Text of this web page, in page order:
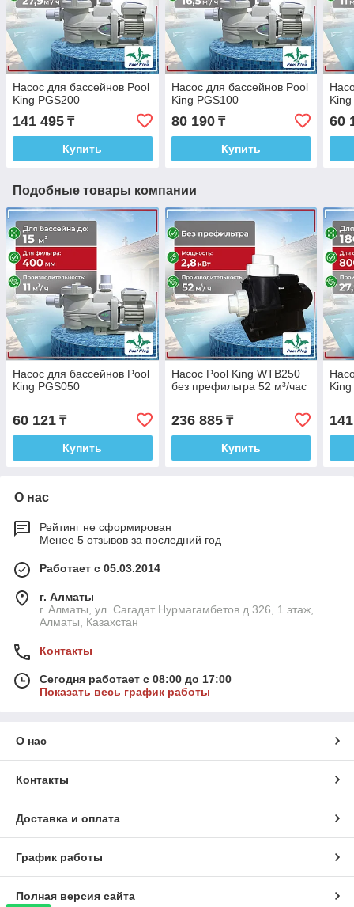
Насос для бассейнов Pool
King PGS200
141 495 ₸
Купить
Насос для бассейнов Pool
King PGS100
80 190₸
Купить
60
Подобные товары компании
Насос для бассейнов Pool
King PGS050
60 121 ₸
Купить
Насос Pool King WTB250
без префильтра 52 м³/час
236 885₸
Купить
О нас
Рейтинг не сформирован
Менее 5 отзывов за последний год
Работает с 05.03.2014
г. Алматы
г. Алматы, ул. Сагадат Нурмагамбетов д.326, 1 этаж,
Алматы, Казахстан
Контакты
Сегодня работает с 08:00 до 17:00
Показать весь график работы
О нас
Контакты
Доставка и оплата
График работы
Полная версия сайта